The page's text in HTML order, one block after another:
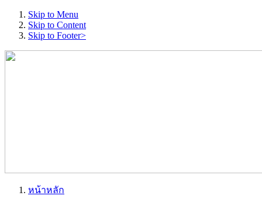
Skip to Menu
Skip to Content
Skip to Footer>
หน้าหลัก